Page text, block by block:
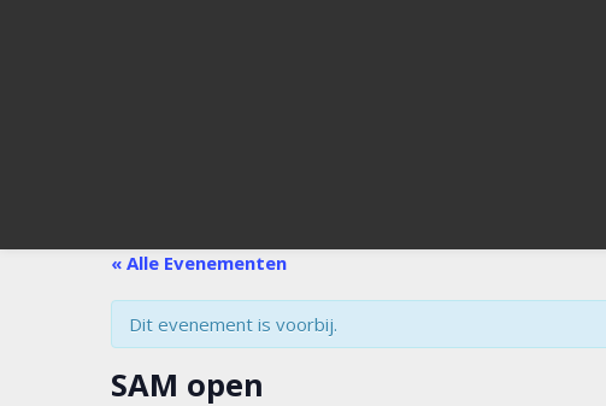
« Alle Evenementen
Dit evenement is voorbij.
SAM open